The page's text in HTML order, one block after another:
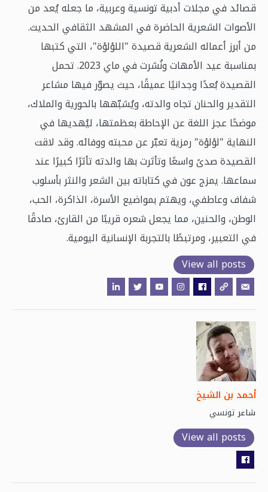
قصائد في مجلات أدبية تونسية وعربية، ما جعله يُعد من
الأصوات الشعرية الحاضرة في المشهد الثقافي الحديث.
من أبرز أعماله الشعرية قصيدة "اللؤلؤة"، التي كتبها
بمناسبة عيد الأمهات ونُشرت في ماي 2023. تحمل
القصيدة بُعدًا وجدانيًا عميقًا، حيث يصوّر فيها مشاعر
التقدير والحنان تجاه والدته، ويُشبّهها بالحورية والملاك،
موضحًا عجز اللغة عن الإحاطة بعظمتها، ليُهديها في
النهاية "لؤلؤة" رمزية تعبّر عن محبته ووفائه. وقد لاقت
القصيدة صدىً واسعًا وتأثرت بها والدته تأثرًا كبيرًا عند
سماعها. يمزج عون في كتاباته بين الشعر والنثر بأسلوب
شفاف وعاطفي، ويهتم بمواضيع الأسرة، الذاكرة، الحب،
الوطن، والحنين، مما يجعل شعره قريبًا من القارئ، صادقًا
في التعبير، ومرتبطًا بالتجربة الإنسانية اليومية.
View all posts
أحمد بن الشيخ
شاعر تونسي
View all posts